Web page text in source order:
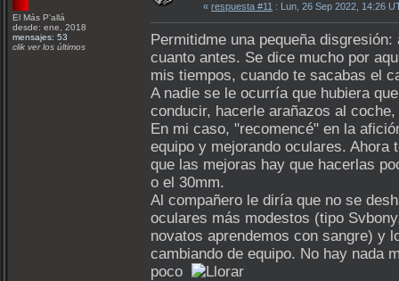
El Más P'allá
desde: ene, 2018
mensajes: 53
clik ver los últimos
« respuesta #11 : Lun, 26 Sep 2022, 14:26
Permitidme una pequeña
cuanto antes. Se dice mucho por
mis tiempos, cuando te sacabas el
A nadie se le ocurría que hubiera
conducir, hacerle arañazos al
En mi caso, "recomencé" en la
equipo y mejorando oculares. Ahora
que las mejoras hay que hacerlas
o el 30mm.
Al compañero le diría que no se
oculares más modestos (tipo
novatos aprendemos con sangre) y
cambiando de equipo. No hay nada
poco